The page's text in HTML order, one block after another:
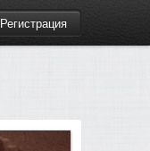
Регистрация